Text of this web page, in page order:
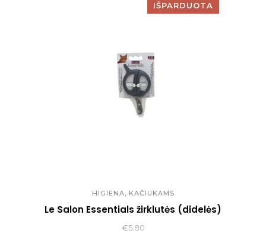
IŠPARDUOTA
HIGIENA, KAČIUKAMS
Le Salon Essentials žirklutės (didelės)
€5.80